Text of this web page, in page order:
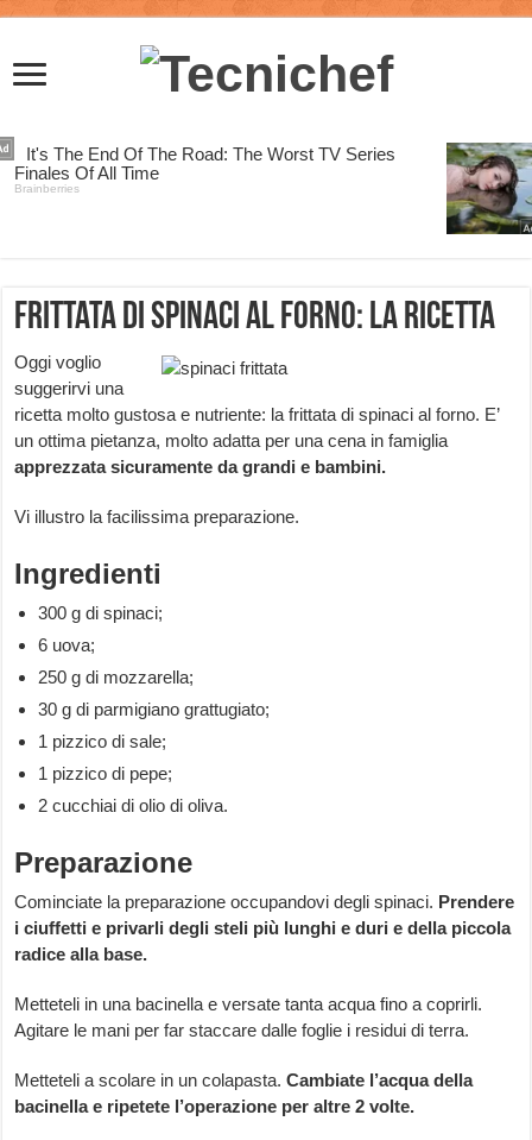
Frittata di Spinaci al Forno: la Ricetta
Oggi voglio
suggerirvi una
ricetta molto gustosa e nutriente: la frittata di spinaci al forno. E’
un ottima pietanza, molto adatta per una cena in famiglia
apprezzata sicuramente da grandi e bambini.
Vi illustro la facilissima preparazione.
Ingredienti
300 g di spinaci;
6 uova;
250 g di mozzarella;
30 g di parmigiano grattugiato;
1 pizzico di sale;
1 pizzico di pepe;
2 cucchiai di olio di oliva.
Preparazione
Cominciate la preparazione occupandovi degli spinaci. Prendere
i ciuffetti e privarli degli steli più lunghi e duri e della piccola
radice alla base.
Metteteli in una bacinella e versate tanta acqua fino a coprirli.
Agitare le mani per far staccare dalle foglie i residui di terra.
Metteteli a scolare in un colapasta.Cambiate l’acqua della
bacinella e ripetete l’operazione per altre 2 volte.